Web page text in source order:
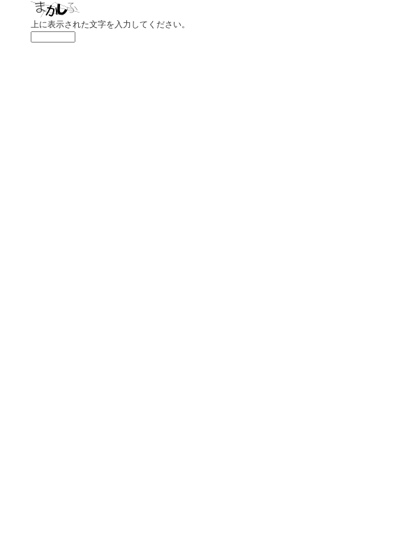
上に表示された文字を入力してください。